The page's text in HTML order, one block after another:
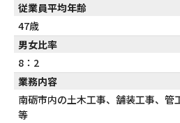
従業員平均年齢
47歳
男女比率
8：2
業務内容
南砺市内の土木工事、舗装工事、管
等